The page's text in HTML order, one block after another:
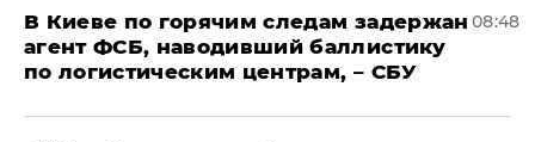
В Киеве по горячим следам задержан
агент ФСБ, наводивший баллистику
по логистическим центрам, – СБУ
08:48